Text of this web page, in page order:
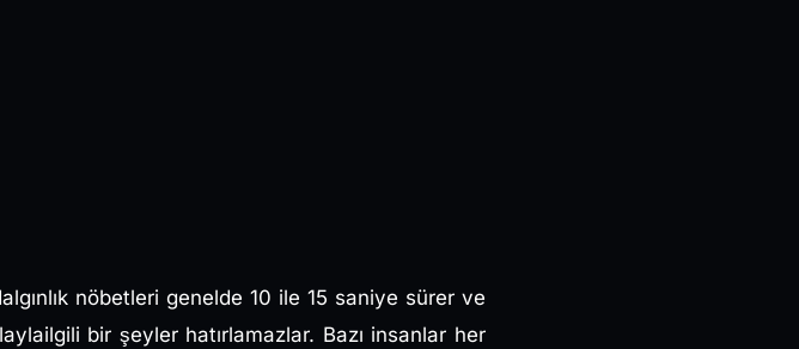
nöbetleri genelde 10 ile 15 saniye sürer ve
bir şeyler hatırlamazlar. Bazı insanlar her